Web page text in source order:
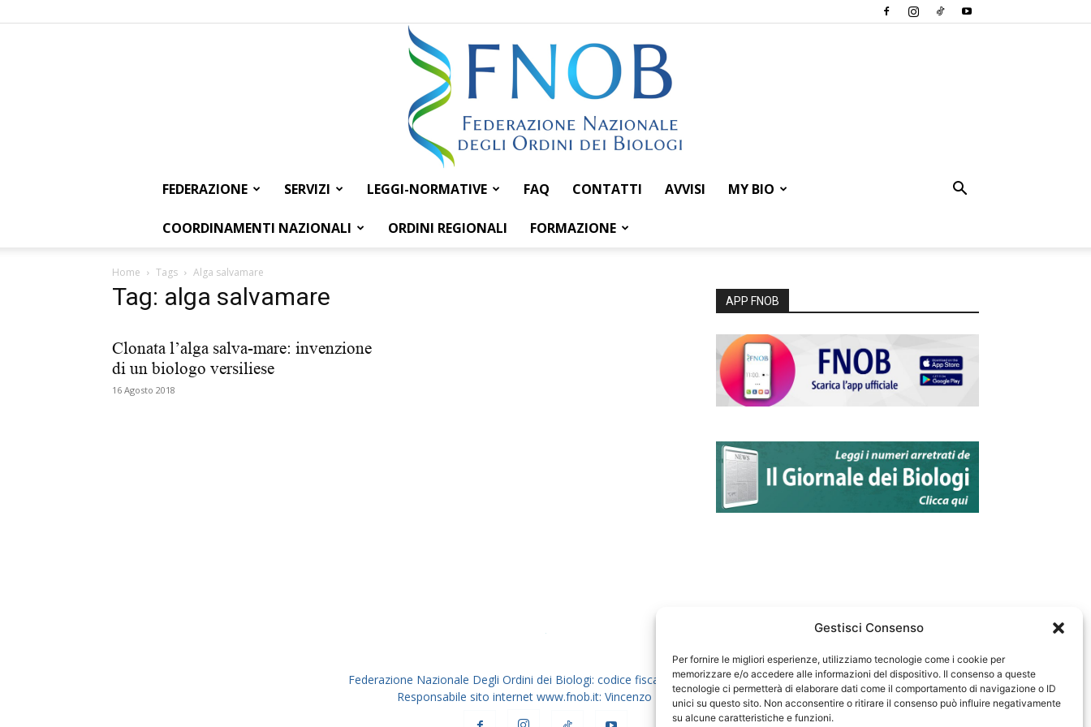
Gestisci Consenso
Per fornire le migliori esperienze, utilizziamo tecnologie come i cookie per
memorizzare e/o accedere alle informazioni del dispositivo. Il consenso a queste
tecnologie ci permetterà di elaborare dati come il comportamento di navigazione o ID
unici su questo sito. Non acconsentire o ritirare il consenso può influire negativamente
su alcune caratteristiche e funzioni.
Federazione
FEDERAZIONE SERVIZI LEGGI-NORMATIVE FAQ CONTATTI AVVISI MY BIO
COORDINAMENTI NAZIONALI ORDINI REGIONALI FORMAZIONE
Home Tags Alga salvamare
Tag: alga salvamare
Clonata l’alga salva-mare: invenzione
di un biologo versiliese
16 Agosto 2018
APP FNOB
Federazione Nazionale Degli Ordini dei Biologi: codice fiscale 80069130583
Responsabile sito internet www.fnob.it: Vincenzo D'Anna